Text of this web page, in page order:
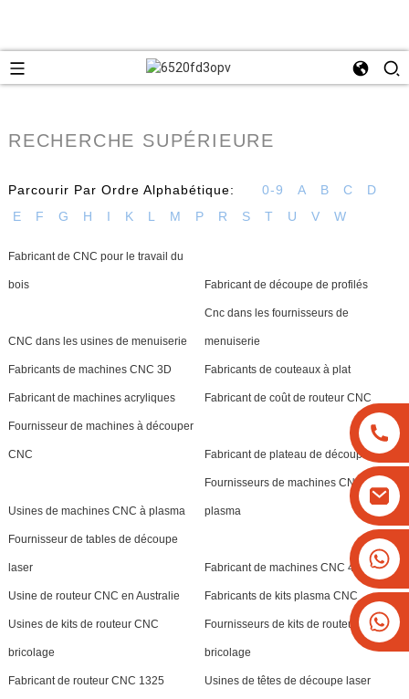
RECHERCHE SUPÉRIEURE
Parcourir Par Ordre Alphabétique: 0-9 A B C
D
E
F G H I K L M P R S T U V W
Fabricant de CNC pour le travail du
bois Fabricant de découpe de profilés
CNC dans les usines de menuiserie
Cnc dans les fournisseurs de
menuiserie
Fabricants de machines CNC 3D Fabricants de couteaux à plat
Fabricant de machines acryliques Fabricant de coût de routeur CNC
Fournisseur de machines à découper
CNC Fabricant de plateau de découpe
Usines de machines CNC à plasma
Fournisseurs de machines CNC à
plasma
Fournisseur de tables de découpe
laser Fabricant de machines CNC 4x8
Usine de routeur CNC en Australie Fabricants de kits plasma CNC
Usines de kits de routeur CNC
bricolage
Fournisseurs de kits de routeur CNC
bricolage
Fabricant de routeur CNC 1325 Usines de têtes de découpe laser